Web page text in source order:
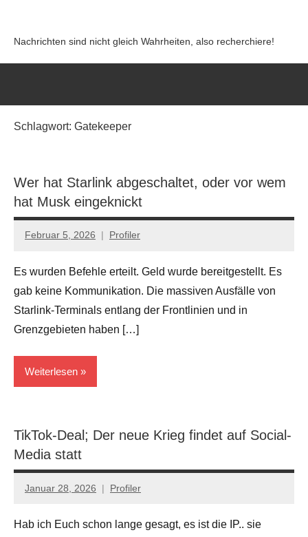
springen
Nachrichten sind nicht gleich Wahrheiten, also recherchiere!
Schlagwort: Gatekeeper
Wer hat Starlink abgeschaltet, oder vor wem
hat Musk eingeknickt
Februar 5, 2026 Profiler
Keine
Es wurden Befehle erteilt. Geld wurde bereitgestellt. Es
gab keine Kommunikation. Die massiven Ausfälle von
Starlink-Terminals entlang der Frontlinien und in
Grenzgebieten haben […]
Weiterlesen
TikTok-Deal; Der neue Krieg findet auf Social-
Media statt
Januar 28, 2026 Profiler
Keine
Hab ich Euch schon lange gesagt, es ist die IP.. sie